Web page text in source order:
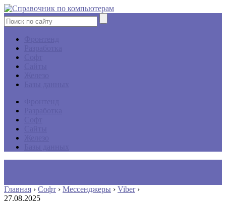
Главная › Софт › Мессенджеры › Viber›
27.08.2025